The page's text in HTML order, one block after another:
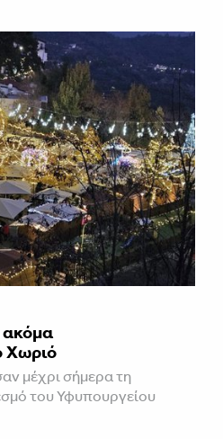
Χωριό
μέχρι σήμερα τη
του Υφυπουργείου